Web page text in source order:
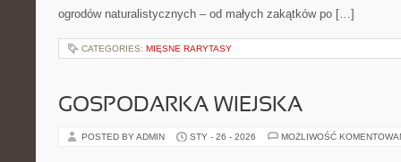
ogrodów naturalistycznych – od małych zakątków po […]
CATEGORIES: MIĘSNE RARYTASY
GOSPODARKA WIEJSKA
POSTED BY ADMIN STY - 26 - 2026 MOŻLIWOŚĆ